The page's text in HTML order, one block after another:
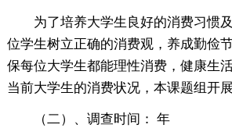
为了培养大学生良好的消费习惯及
位学生树立正确的消费观，养成勤俭
保每位大学生都能理性消费，健康生
当前大学生的消费状况，本课题组开
（二）、调查时间： 年